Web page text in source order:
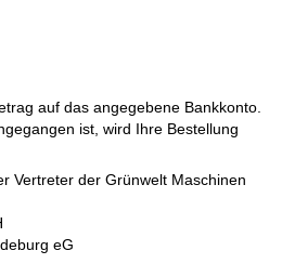
auf das angegebene Bankkonto.
ist, wird Ihre Bestellung
Vertreter der Grünwelt Maschinen
eG